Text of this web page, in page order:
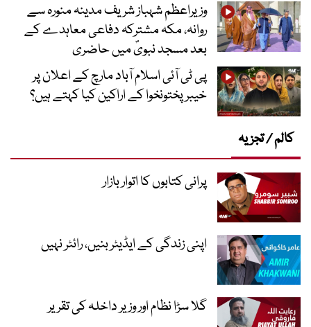
وزیراعظم شہباز شریف مدینہ منورہ سے
روانہ، مکہ مشترکہ دفاعی معاہدے کے
بعد مسجد نبویؐ میں حاضری
پی ٹی آئی اسلام آباد مارچ کے اعلان پر
خیبر پختونخوا کے اراکین کیا کہتے ہیں؟
کالم / تجزیہ
پرانی کتابوں کا اتوار بازار
اپنی زندگی کے ایڈیٹر بنیں، رائٹر نہیں
گلا سڑا نظام اور وزیر داخلہ کی تقریر